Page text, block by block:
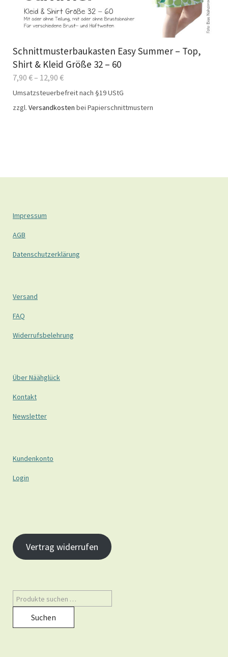
Schnittmusterbaukasten Easy Summer – Top,
Shirt & Kleid Größe 32 – 60
7,90 €– 12,90 €
Umsatzsteuerbefreit nach §19 UStG
zzgl. Versandkosten bei Papierschnittmustern
Impressum
AGB
Datenschutzerklärung
Versand
FAQ
Widerrufsbelehrung
Über Näähglück
Kontakt
Newsletter
Kundenkonto
Login
Vertrag widerrufen
Suchen